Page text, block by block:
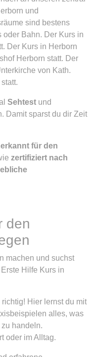
und
sind bestens
oder Bahn. Der Kurs in
Der Kurs in Herborn
Herborn statt. Der
von Kath.
Sehtest und
Damit sparst du dir Zeit
für den
zertifiziert nach
den
machen und suchst
Hilfe Kurs in
richtig! Hier lernst du mit
alles, was
handeln.
oder im Alltag.